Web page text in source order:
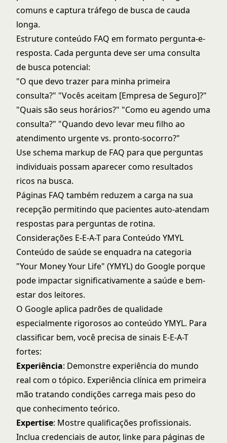
comuns e captura tráfego de busca de cauda
longa.
Estruture conteúdo FAQ em formato pergunta-e-
resposta. Cada pergunta deve ser uma consulta
de busca potencial:
"O que devo trazer para minha primeira
consulta?" "Vocês aceitam [Empresa de Seguro]?"
"Quais são seus horários?" "Como eu agendo uma
consulta?" "Quando devo levar meu filho ao
atendimento urgente vs. pronto-socorro?"
Use schema markup de FAQ para que perguntas
individuais possam aparecer como resultados
ricos na busca.
Páginas FAQ também reduzem a carga na sua
recepção permitindo que pacientes auto-atendam
respostas para perguntas de rotina.
Considerações E-E-A-T para Conteúdo YMYL
Conteúdo de saúde se enquadra na categoria
"Your Money Your Life" (YMYL) do Google porque
pode impactar significativamente a saúde e bem-
estar dos leitores.
O Google aplica padrões de qualidade
especialmente rigorosos ao conteúdo YMYL. Para
classificar bem, você precisa de sinais E-E-A-T
fortes:
Experiência: Demonstre experiência do mundo
real com o tópico. Experiência clínica em primeira
mão tratando condições carrega mais peso do
que conhecimento teórico.
Expertise: Mostre qualificações profissionais.
Inclua credenciais de autor, linke para páginas de